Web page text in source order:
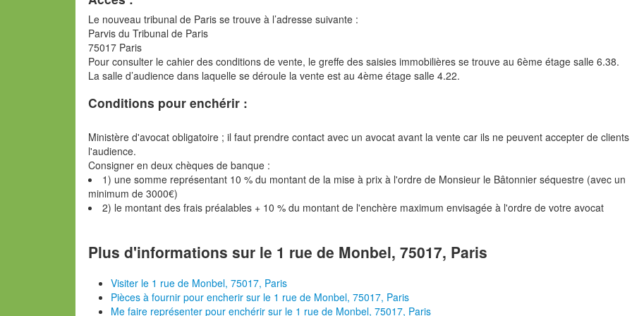
Le nouveau tribunal de Paris se trouve à l’adresse suivante :
Parvis du Tribunal de Paris
75017 Paris
Pour consulter le cahier des conditions de vente, le greffe des saisies immobilières se trouve au 6ème étage salle 6.38.
La salle d’audience dans laquelle se déroule la vente est au 4ème étage salle 4.22.
Conditions pour enchérir :
Ministère d'avocat obligatoire ; il faut prendre contact avec un avocat avant la vente car ils ne peuvent accepter de clients
l'audience.
Consigner en deux chèques de banque :
1) une somme représentant 10 % du montant de la mise à prix à l'ordre de Monsieur le Bâtonnier séquestre (avec un
minimum de 3000€)
2) le montant des frais préalables + 10 % du montant de l'enchère maximum envisagée à l'ordre de votre avocat
Plus d'informations sur le 1 rue de Monbel, 75017, Paris
Visiter le 1 rue de Monbel, 75017, Paris
Pièces à fournir pour encherir sur le 1 rue de Monbel, 75017, Paris
Me faire représenter pour enchérir sur le 1 rue de Monbel, 75017, Paris